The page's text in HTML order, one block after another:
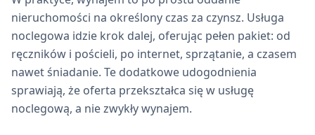
nieruchomości na określony czas za czynsz. Usługa
noclegowa idzie krok dalej, oferując pełen pakiet: od
ręczników i pościeli, po internet, sprzątanie, a czasem
nawet śniadanie. Te dodatkowe udogodnienia
sprawiają, że oferta przekształca się w usługę
noclegową, a nie zwykły wynajem.